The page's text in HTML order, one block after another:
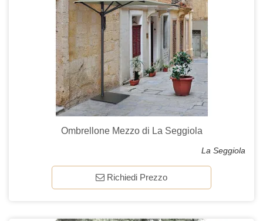
Ombrellone Mezzo di La Seggiola
La Seggiola
Richiedi Prezzo